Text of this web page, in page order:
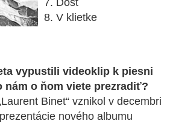
8. V klietke
vypustili videoklip k piesni
nám o ňom viete prezradiť?
Binet“ vznikol v decembri
nového albumu